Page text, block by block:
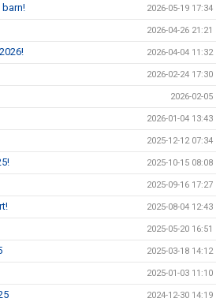
2026-05-19 17:34
2026-04-26 21:21
2026-04-04 11:32
2026-02-24 17:30
2026-02-05
2026-01-04 13:43
2025-12-12 07:34
2025-10-15 08:08
2025-09-16 17:27
2025-08-04 12:43
2025-05-20 16:51
2025-03-18 14:12
2025-01-03 11:10
2024-12-30 14:19